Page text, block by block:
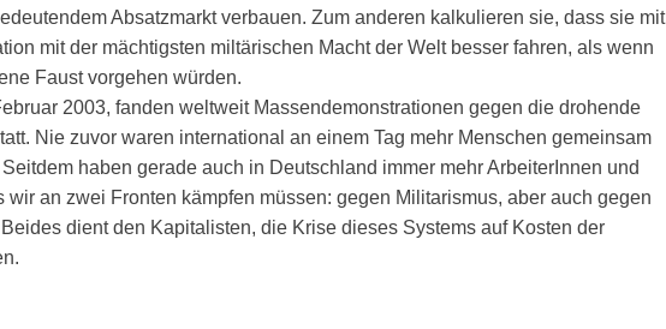
Absatzmarkt verbauen. Zum anderen kalkulieren sie, dass sie mit
mit der mächtigsten miltärischen Macht der Welt besser fahren, als wenn
Faust vorgehen würden.
2003, fanden weltweit Massendemonstrationen gegen die drohende
Nie zuvor waren international an einem Tag mehr Menschen gemeinsam
haben gerade auch in Deutschland immer mehr ArbeiterInnen und
wir an zwei Fronten kämpfen müssen: gegen Militarismus, aber auch gegen
dient den Kapitalisten, die Krise dieses Systems auf Kosten der